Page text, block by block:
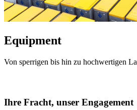
Equipment
Von sperrigen bis hin zu hochwertigen
Ihre Fracht, unser Engagement